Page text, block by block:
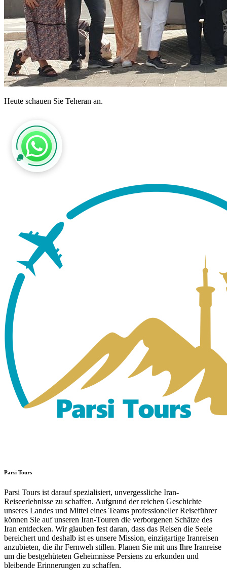
Heute schauen Sie Teheran an.
Parsi Tours
Parsi Tours ist darauf spezialisiert, unvergessliche Iran-
Reiseerlebnisse zu schaffen. Aufgrund der reichen Geschichte
unseres Landes und Mittel eines Teams professioneller Reiseführer
können Sie auf unseren Iran-Touren die verborgenen Schätze des
Iran entdecken. Wir glauben fest daran, dass das Reisen die Seele
bereichert und deshalb ist es unsere Mission, einzigartige Iranreisen
anzubieten, die ihr Fernweh stillen. Planen Sie mit uns Ihre Iranreise
um die bestgehüteten Geheimnisse Persiens zu erkunden und
bleibende Erinnerungen zu schaffen.